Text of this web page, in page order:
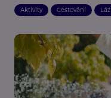
Aktivity Cestování